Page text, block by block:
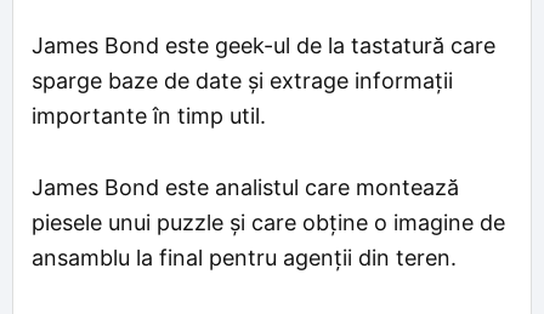
James Bond este geek-ul de la tastatură care
sparge baze de date și extrage informații
importante în timp util.
James Bond este analistul care montează
piesele unui puzzle și care obține o imagine de
ansamblu la final pentru agenții din teren.